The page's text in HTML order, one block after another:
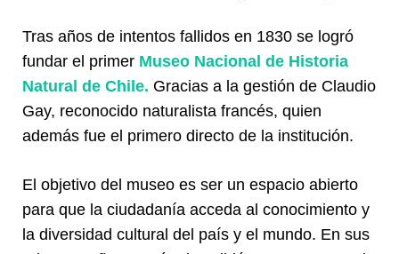
Tras años de intentos fallidos en 1830 se logró
fundar el primer Museo Nacional de Historia
Natural de Chile. Gracias a la gestión de Claudio
Gay, reconocido naturalista francés, quien
además fue el primero directo de la institución.
El objetivo del museo es ser un espacio abierto
para que la ciudadanía acceda al conocimiento y
la diversidad cultural del país y el mundo. En sus